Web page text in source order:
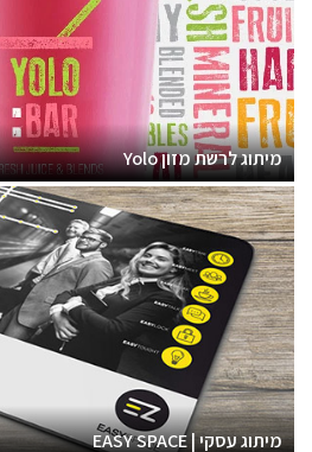
מיתוג לרשת מזון Yolo
מיתוג עסקי | EASY SPACE